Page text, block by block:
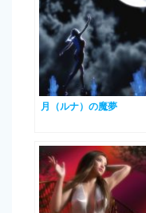
月（ルナ）の魔夢